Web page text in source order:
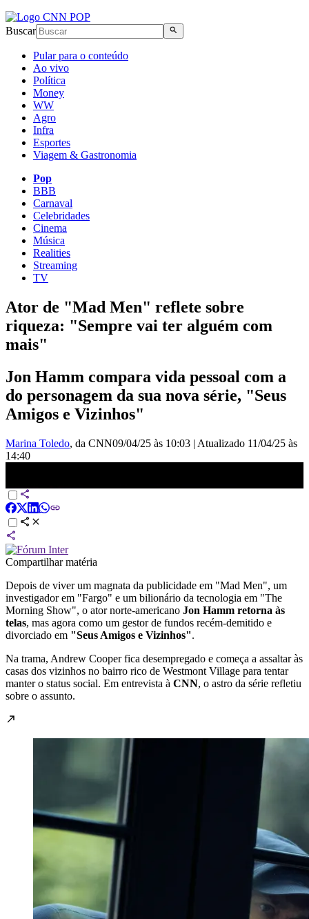
Buscar
Pular para o conteúdo
Ao vivo
Política
Money
WW
Agro
Infra
Esportes
Viagem & Gastronomia
Pop
BBB
Carnaval
Celebridades
Cinema
Música
Realities
Streaming
TV
Ator de "Mad Men" reflete sobre
riqueza: "Sempre vai ter alguém com
mais"
Jon Hamm compara vida pessoal com a
do personagem da sua nova série, "Seus
Amigos e Vizinhos"
Marina Toledo, da CNN09/04/25 às 10:03 | Atualizado 11/04/25 às
14:40
Compartilhar matéria
Depois de viver um magnata da publicidade em "Mad Men", um
investigador em "Fargo" e um bilionário da tecnologia em "The
Morning Show", o ator norte-americano Jon Hamm retorna às
telas, mas agora como um gestor de fundos recém-demitido e
divorciado em "Seus Amigos e Vizinhos".
Na trama, Andrew Cooper fica desempregado e começa a assaltar às
casas dos vizinhos no bairro rico de Westmont Village para tentar
manter o status social. Em entrevista à CNN, o astro da série refletiu
sobre o assunto.